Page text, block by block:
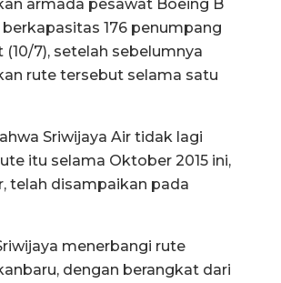
armada pesawat Boeing B
berkapasitas 176 penumpang
(10/7), setelah sebelumnya
rute tersebut selama satu
Sriwijaya Air tidak lagi
itu selama Oktober 2015 ini,
telah disampaikan pada
menerbangi rute
dengan berangkat dari